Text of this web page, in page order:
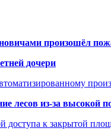
произошёл
дочери
лесов из-за высокой
доступа к закрытой